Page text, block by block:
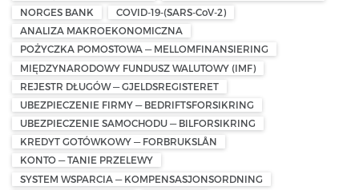
NORGES BANK
COVID-19-(SARS-CoV-2)
ANALIZA MAKROEKONOMICZNA
POŻYCZKA POMOSTOWA — MELLOMFINANSIERING
MIĘDZYNARODOWY FUNDUSZ WALUTOWY (IMF)
REJESTR DŁUGÓW — GJELDSREGISTERET
UBEZPIECZENIE FIRMY — BEDRIFTSFORSIKRING
UBEZPIECZENIE SAMOCHODU — BILFORSIKRING
KREDYT GOTÓWKOWY — FORBRUKSLÅN
KONTO — TANIE PRZELEWY
SYSTEM WSPARCIA — KOMPENSASJONSORDNING